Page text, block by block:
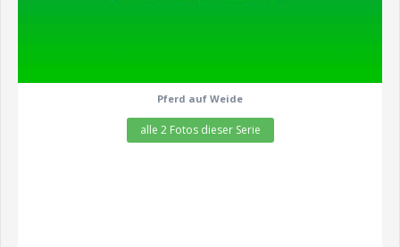
Pferd auf Weide
alle 2 Fotos dieser Serie